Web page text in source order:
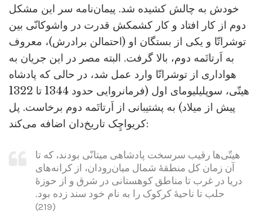
خودش به چالش کشیده شد. پیمان‌نامه سر این مشکل
دوم از کار افتاد و کار کشمکش قدرت در واشوکانّی بین
توشراتّا و یکی از بستگان او (احتمالن برادرش)، معروف
به اَرتاتَمه دوم، بالا گرفت. البته مصر در این جریان به
هواداری از توشراتّا وارد عمل شد، در حالی که پادشاه
هیتّی، سوپلیلیومای اول (فرمانروایی حدود 1344 تا 1322
پیش از میلاد) به پشتیبانی از اَرتاتَمه دوم برخاست. پل
کریواچِک تاریخ‌دان اضافه می‌کند:
هیتّی‌ها رقیب سرسخت پادشاهی میتانّی بودند، که تا
آن زمان کل منطقۀ شمال میان‌رودان، از کرانه‌های
دریا در غرب تا مناطق کوهستانی در شرق و از حوزۀ
حلب تا ناحیۀ کرکوک را به نام خود سند زده بود.
(219)